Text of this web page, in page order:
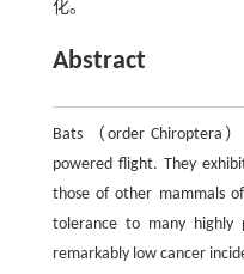
化。
Abstract
Bats （order Chiroptera
powered flight. They
those of other mammals
tolerance to many highly
remarkably low cancer